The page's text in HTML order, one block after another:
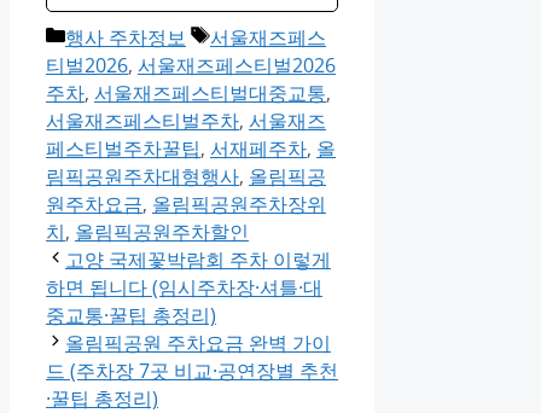
Categories
행사 주차정보 Tags
서울재즈페스
티벌2026, 서울재즈페스티벌2026
주차, 서울재즈페스티벌대중교통,
서울재즈페스티벌주차, 서울재즈
페스티벌주차꿀팁, 서재페주차, 올
림픽공원주차대형행사, 올림픽공
원주차요금, 올림픽공원주차장위
치, 올림픽공원주차할인
고양 국제꽃박람회 주차 이렇게
하면 됩니다 (임시주차장·셔틀·대
중교통·꿀팁 총정리)
올림픽공원 주차요금 완벽 가이
드 (주차장 7곳 비교·공연장별 추천
·꿀팁 총정리)